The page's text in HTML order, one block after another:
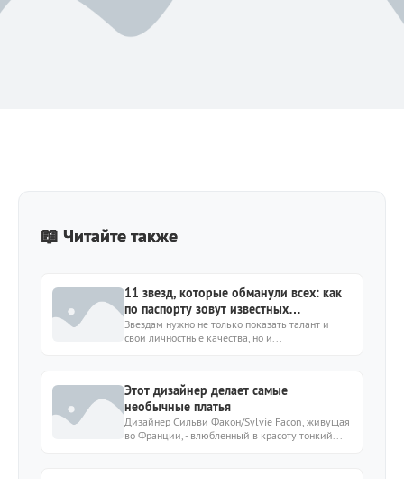
📖 Читайте также
11 звезд, которые обманули всех: как
по паспорту зовут известных
отечественных знаменитостей?
Звездам нужно не только показать талант и
свои личностные качества, но и...
Этот дизайнер делает самые
необычные платья
Дизайнер Сильви Факон/Sylvie Facon, живущая
во Франции, - влюбленный в красоту тонкий...